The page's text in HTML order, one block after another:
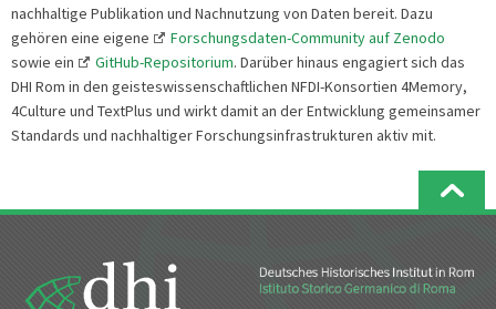
nachhaltige Publikation und Nachnutzung von Daten bereit. Dazu
gehören eine eigene
Forschungsdaten-Community auf Zenodo
sowie ein
GitHub-Repositorium. Darüber hinaus engagiert sich das
DHI Rom in den geisteswissenschaftlichen NFDI-Konsortien 4Memory,
4Culture und TextPlus und wirkt damit an der Entwicklung gemeinsamer
Standards und nachhaltiger Forschungsinfrastrukturen aktiv mit.